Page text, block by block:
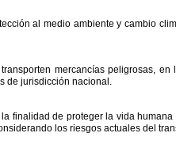
al medio ambiente y cambio
transporten mercancías peligrosas, en
de jurisdicción nacional.
la finalidad de proteger la vida humana
los riesgos actuales del